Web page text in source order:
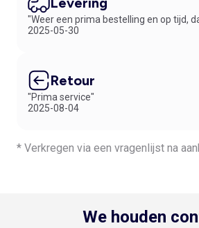
"Weer een prima bestelling en op tijd,
2025-05-30
Retour
"Prima service"
2025-08-04
* Verkregen via een vragenlijst na
We houden